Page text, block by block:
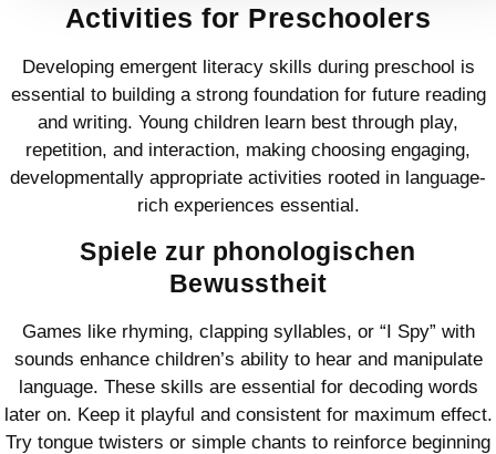
Activities for Preschoolers
Developing emergent literacy skills during preschool is
essential to building a strong foundation for future reading
and writing. Young children learn best through play,
repetition, and interaction, making choosing engaging,
developmentally appropriate activities rooted in language-
rich experiences essential.
Spiele zur phonologischen
Bewusstheit
Games like rhyming, clapping syllables, or “I Spy” with
sounds enhance children’s ability to hear and manipulate
language. These skills are essential for decoding words
later on. Keep it playful and consistent for maximum effect.
Try tongue twisters or simple chants to reinforce beginning